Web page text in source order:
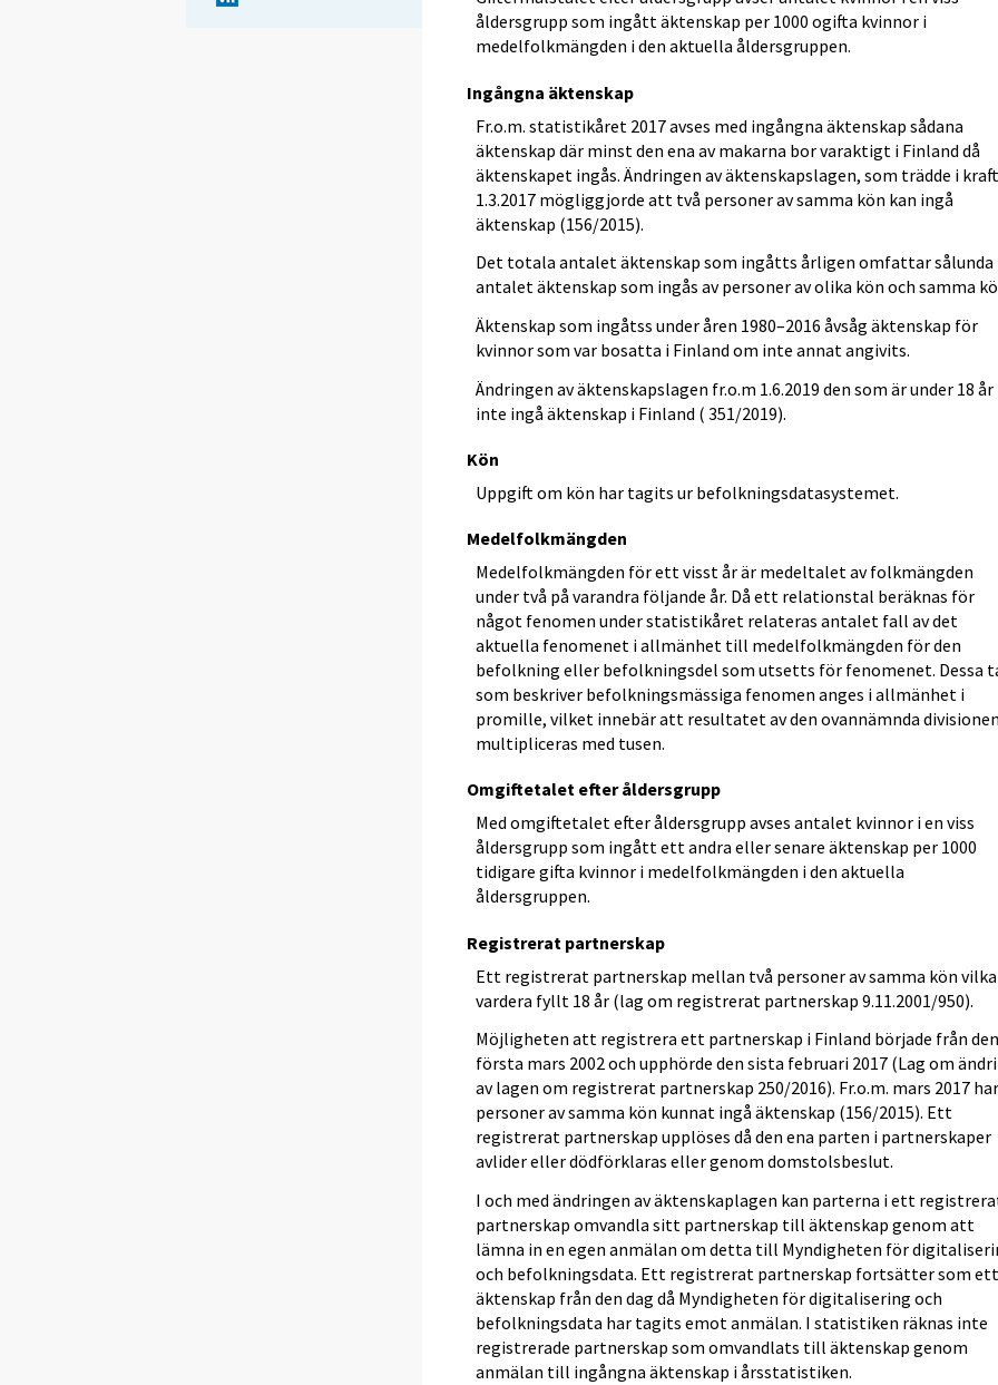
åldersgrupp som ingått äktenskap per 1000 ogifta kvinnor i
medelfolkmängden i den aktuella åldersgruppen.
Ingångna äktenskap
Fr.o.m. statistikåret 2017 avses med ingångna äktenskap sådana
äktenskap där minst den ena av makarna bor varaktigt i Finland då
äktenskapet ingås. Ändringen av äktenskapslagen, som trädde i kraft
1.3.2017 mögliggjorde att två personer av samma kön kan ingå
äktenskap (156/2015).
Det totala antalet äktenskap som ingåtts årligen omfattar sålunda
antalet äktenskap som ingås av personer av olika kön och samma
Äktenskap som ingåtss under åren 1980–2016 åvsåg äktenskap för
kvinnor som var bosatta i Finland om inte annat angivits.
Ändringen av äktenskapslagen fr.o.m 1.6.2019 den som är under 18
inte ingå äktenskap i Finland ( 351/2019).
Kön
Uppgift om kön har tagits ur befolkningsdatasystemet.
Medelfolkmängden
Medelfolkmängden för ett visst år är medeltalet av folkmängden
under två på varandra följande år. Då ett relationstal beräknas för
något fenomen under statistikåret relateras antalet fall av det
aktuella fenomenet i allmänhet till medelfolkmängden för den
befolkning eller befolkningsdel som utsetts för fenomenet. Dessa
som beskriver befolkningsmässiga fenomen anges i allmänhet i
promille, vilket innebär att resultatet av den ovannämnda divisionen
multipliceras med tusen.
Omgiftetalet efter åldersgrupp
Med omgiftetalet efter åldersgrupp avses antalet kvinnor i en viss
åldersgrupp som ingått ett andra eller senare äktenskap per 1000
tidigare gifta kvinnor i medelfolkmängden i den aktuella
åldersgruppen.
Registrerat partnerskap
Ett registrerat partnerskap mellan två personer av samma kön vilka
vardera fyllt 18 år (lag om registrerat partnerskap 9.11.2001/950).
Möjligheten att registrera ett partnerskap i Finland började från den
första mars 2002 och upphörde den sista februari 2017 (Lag om
av lagen om registrerat partnerskap 250/2016). Fr.o.m. mars 2017 har
personer av samma kön kunnat ingå äktenskap (156/2015). Ett
registrerat partnerskap upplöses då den ena parten i partnerskaper
avlider eller dödförklaras eller genom domstolsbeslut.
I och med ändringen av äktenskaplagen kan parterna i ett
partnerskap omvandla sitt partnerskap till äktenskap genom att
lämna in en egen anmälan om detta till Myndigheten för
och befolkningsdata. Ett registrerat partnerskap fortsätter som ett
äktenskap från den dag då Myndigheten för digitalisering och
befolkningsdata har tagits emot anmälan. I statistiken räknas inte
registrerade partnerskap som omvandlats till äktenskap genom
anmälan till ingångna äktenskap i årsstatistiken.